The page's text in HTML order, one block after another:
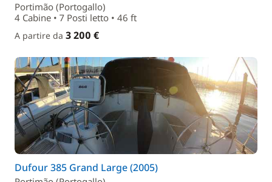
Portimão (Portogallo)
4 Cabine • 7 Posti letto • 46 ft
A partire da 3 200 €
Dufour 385 Grand Large (2005)